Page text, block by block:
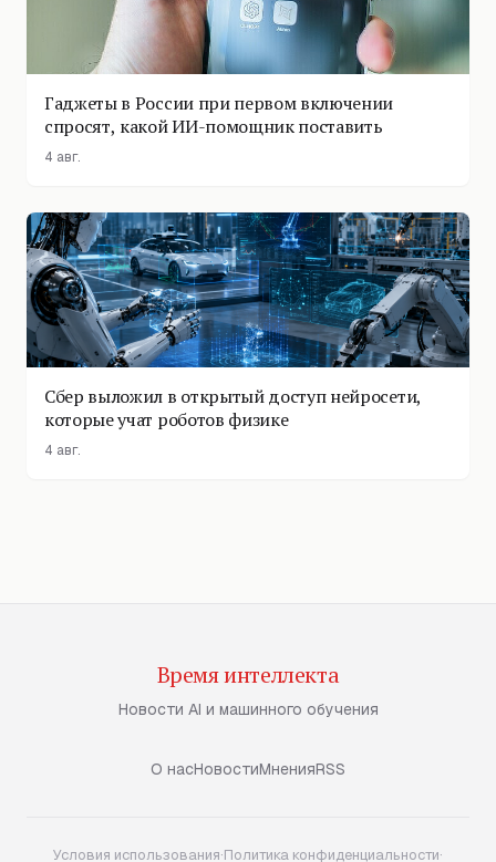
Гаджеты в России при первом включении
спросят, какой ИИ-помощник поставить
4 авг.
Сбер выложил в открытый доступ нейросети,
которые учат роботов физике
4 авг.
Время интеллекта
Новости AI и машинного обучения
О насНовостиМненияRSS
Условия использования·Политика конфиденциальности·